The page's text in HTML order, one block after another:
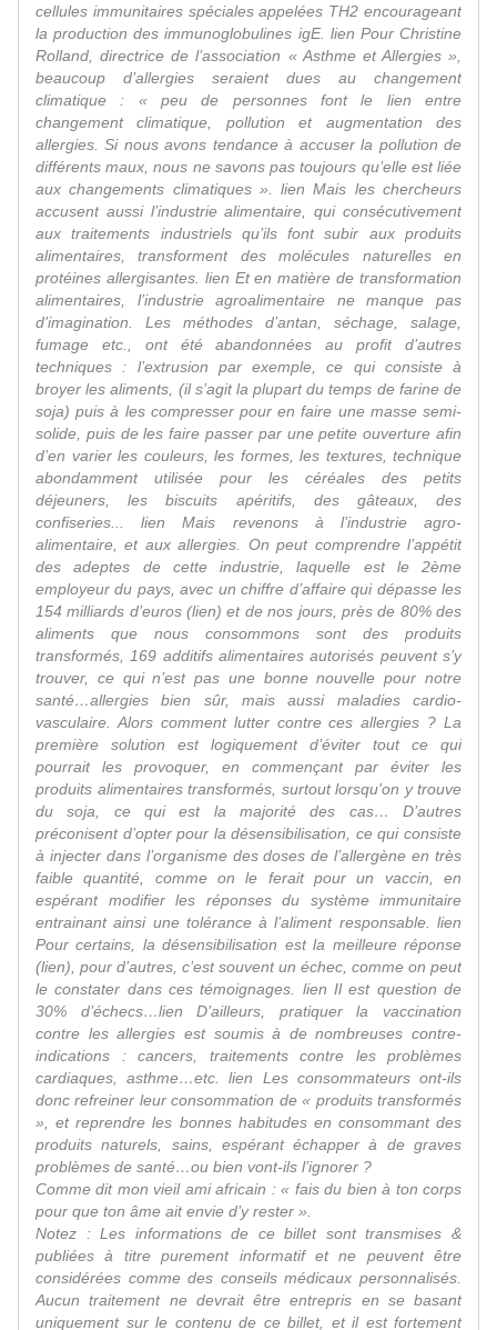
cellules immunitaires spéciales appelées TH2 encourageant
la production des immunoglobulines igE. lien Pour Christine
Rolland, directrice de l’association « Asthme et Allergies »,
beaucoup d’allergies seraient dues au changement
climatique : « peu de personnes font le lien entre
changement climatique, pollution et augmentation des
allergies. Si nous avons tendance à accuser la pollution de
différents maux, nous ne savons pas toujours qu’elle est liée
aux changements climatiques ». lien Mais les chercheurs
accusent aussi l’industrie alimentaire, qui consécutivement
aux traitements industriels qu’ils font subir aux produits
alimentaires, transforment des molécules naturelles en
protéines allergisantes. lien Et en matière de transformation
alimentaires, l’industrie agroalimentaire ne manque pas
d’imagination. Les méthodes d’antan, séchage, salage,
fumage etc., ont été abandonnées au profit d’autres
techniques : l’extrusion par exemple, ce qui consiste à
broyer les aliments, (il s’agit la plupart du temps de farine de
soja) puis à les compresser pour en faire une masse semi-
solide, puis de les faire passer par une petite ouverture afin
d’en varier les couleurs, les formes, les textures, technique
abondamment utilisée pour les céréales des petits
déjeuners, les biscuits apéritifs, des gâteaux, des
confiseries... lien Mais revenons à l’industrie agro-
alimentaire, et aux allergies. On peut comprendre l’appétit
des adeptes de cette industrie, laquelle est le 2ème
employeur du pays, avec un chiffre d’affaire qui dépasse les
154 milliards d’euros (lien) et de nos jours, près de 80% des
aliments que nous consommons sont des produits
transformés, 169 additifs alimentaires autorisés peuvent s’y
trouver, ce qui n’est pas une bonne nouvelle pour notre
santé…allergies bien sûr, mais aussi maladies cardio-
vasculaire. Alors comment lutter contre ces allergies ? La
première solution est logiquement d’éviter tout ce qui
pourrait les provoquer, en commençant par éviter les
produits alimentaires transformés, surtout lorsqu'on y trouve
du soja, ce qui est la majorité des cas… D’autres
préconisent d’opter pour la désensibilisation, ce qui consiste
à injecter dans l’organisme des doses de l’allergène en très
faible quantité, comme on le ferait pour un vaccin, en
espérant modifier les réponses du système immunitaire
entrainant ainsi une tolérance à l’aliment responsable. lien
Pour certains, la désensibilisation est la meilleure réponse
(lien), pour d’autres, c’est souvent un échec, comme on peut
le constater dans ces témoignages. lien Il est question de
30% d’échecs…lien D’ailleurs, pratiquer la vaccination
contre les allergies est soumis à de nombreuses contre-
indications : cancers, traitements contre les problèmes
cardiaques, asthme…etc. lien Les consommateurs ont-ils
donc refreiner leur consommation de « produits transformés
», et reprendre les bonnes habitudes en consommant des
produits naturels, sains, espérant échapper à de graves
problèmes de santé…ou bien vont-ils l’ignorer ?
Comme dit mon vieil ami africain : « fais du bien à ton corps
pour que ton âme ait envie d’y rester ».
Notez : Les informations de ce billet sont transmises &
publiées à titre purement informatif et ne peuvent être
considérées comme des conseils médicaux personnalisés.
Aucun traitement ne devrait être entrepris en se basant
uniquement sur le contenu de ce billet, et il est fortement